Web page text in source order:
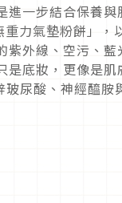
一步結合保養
力氣墊粉餅」
外線、空污、
底妝，更像是
尿酸、神經醯胺